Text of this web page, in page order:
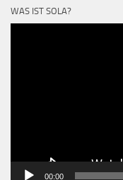
WAS IST SOLA?
00:00